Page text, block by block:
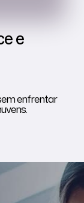
e
enfrentar